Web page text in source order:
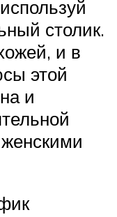
столик.
и в
этой
и